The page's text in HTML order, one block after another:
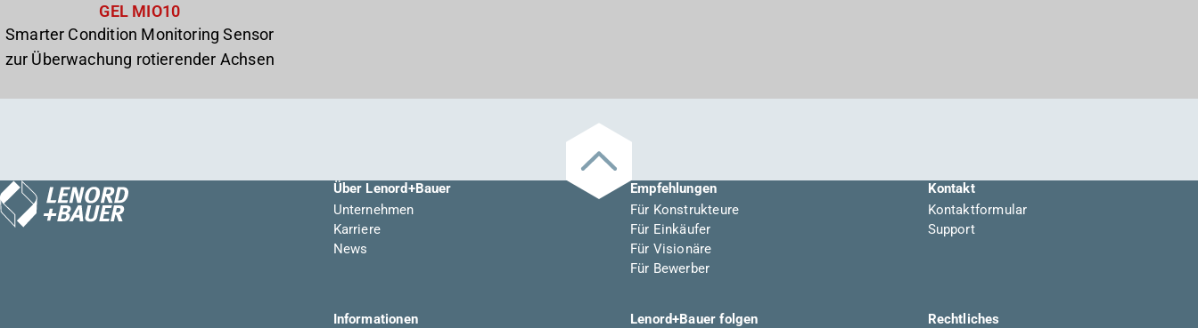
GEL MIO10
Smarter Condition Monitoring Sensor
zur Überwachung rotierender Achsen
Über Lenord+Bauer
Unternehmen
Karriere
News
Empfehlungen
Für Konstrukteure
Für Einkäufer
Für Visionäre
Für Bewerber
Kontakt
Kontaktformular
Support
Informationen Lenord+Bauer folgen Rechtliches